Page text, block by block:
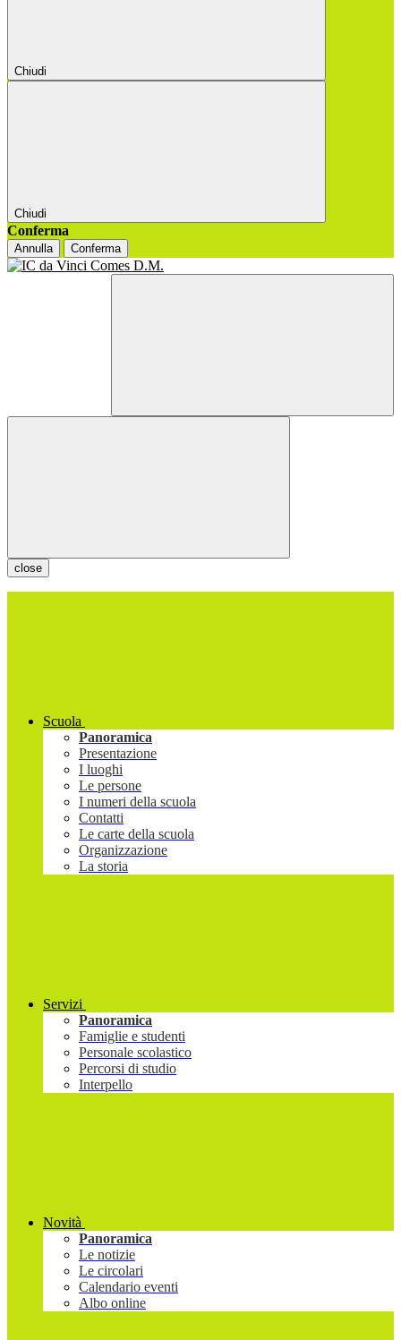
Chiudi
Chiudi
Conferma
Annulla Conferma
close
Scuola
Panoramica
Presentazione
I luoghi
Le persone
I numeri della scuola
Contatti
Le carte della scuola
Organizzazione
La storia
Servizi
Panoramica
Famiglie e studenti
Personale scolastico
Percorsi di studio
Interpello
Novità
Panoramica
Le notizie
Le circolari
Calendario eventi
Albo online